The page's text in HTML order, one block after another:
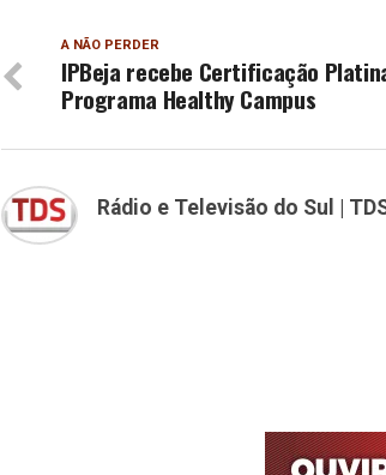
A NÃO PERDER
IPBeja recebe Certificação
Programa Healthy Campus
Rádio e Televisão do Sul |